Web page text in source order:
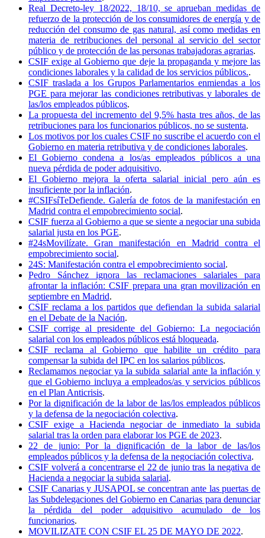
Real Decreto-ley 18/2022, 18/10, se aprueban medidas de
refuerzo de la protección de los consumidores de energía y de
reducción del consumo de gas natural, así como medidas en
materia de retribuciones del personal al servicio del sector
público y de protección de las personas trabajadoras agrarias.
CSIF exige al Gobierno que deje la propaganda y mejore las
condiciones laborales y la calidad de los servicios públicos..
CSIF traslada a los Grupos Parlamentarios enmiendas a los
PGE para mejorar las condiciones retributivas y laborales de
las/los empleados públicos.
La propuesta del incremento del 9,5% hasta tres años, de las
retribuciones para los funcionarios públicos, no se sustenta.
Los motivos por los cuales CSIF no suscribe el acuerdo con el
Gobierno en materia retributiva y de condiciones laborales.
El Gobierno condena a los/as empleados públicos a una
nueva pérdida de poder adquisitivo.
El Gobierno mejora la oferta salarial inicial pero aún es
insuficiente por la inflación.
#CSIFsíTeDefiende. Galería de fotos de la manifestación en
Madrid contra el empobrecimiento social.
CSIF fuerza al Gobierno a que se siente a negociar una subida
salarial justa en los PGE.
#24sMovilízate. Gran manifestación en Madrid contra el
empobrecimiento social.
24S: Manifestación contra el empobrecimiento social.
Pedro Sánchez ignora las reclamaciones salariales para
afrontar la inflación: CSIF prepara una gran movilización en
septiembre en Madrid.
CSIF reclama a los partidos que defiendan la subida salarial
en el Debate de la Nación.
CSIF corrige al presidente del Gobierno: La negociación
salarial con los empleados públicos está bloqueada.
CSIF reclama al Gobierno que habilite un crédito para
compensar la subida del IPC en los salarios públicos.
Reclamamos negociar ya la subida salarial ante la inflación y
que el Gobierno incluya a empleados/as y servicios públicos
en el Plan Anticrisis.
Por la dignificación de la labor de las/los empleados públicos
y la defensa de la negociación colectiva.
CSIF exige a Hacienda negociar de inmediato la subida
salarial tras la orden para elaborar los PGE de 2023.
22 de junio: Por la dignificación de la labor de las/los
empleados públicos y la defensa de la negociación colectiva.
CSIF volverá a concentrarse el 22 de junio tras la negativa de
Hacienda a negociar la subida salarial.
CSIF Canarias y JUSAPOL se concentran ante las puertas de
las Subdelegaciones del Gobierno en Canarias para denunciar
la pérdida del poder adquisitivo acumulado de los
funcionarios.
MOVILIZATE CON CSIF EL 25 DE MAYO DE 2022.